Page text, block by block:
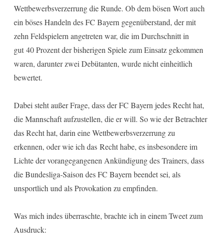
Wettbewerbsverzerrung die Runde. Ob dem bösen Wort auch
ein böses Handeln des FC Bayern gegenüberstand, der mit
zehn Feldspielern angetreten war, die im Durchschnitt in
gut 40 Prozent der bisherigen Spiele zum Einsatz gekommen
waren, darunter zwei Debütanten, wurde nicht einheitlich
bewertet.
Dabei steht außer Frage, dass der FC Bayern jedes Recht hat,
die Mannschaft aufzustellen, die er will. So wie der Betrachter
das Recht hat, darin eine Wettbewerbsverzerrung zu
erkennen, oder wie ich das Recht habe, es insbesondere im
Lichte der vorangegangenen Ankündigung des Trainers, dass
die Bundesliga-Saison des FC Bayern beendet sei, als
unsportlich und als Provokation zu empfinden.
Was mich indes überraschte, brachte ich in einem Tweet zum
Ausdruck: